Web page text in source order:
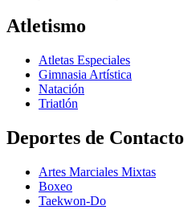
Atletismo
Atletas Especiales
Gimnasia Artística
Natación​
Triatlón​
Deportes de Contacto
Artes Marciales Mixtas
Boxeo
Taekwon-Do